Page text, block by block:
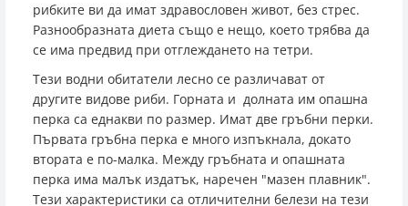
рибките ви да имат здравословен живот, без стрес.
Разнообразната диета също е нещо, което трябва да
се има предвид при отглеждането на тетри.
Тези водни обитатели лесно се различават от
другите видове риби. Горната и долната им опашна
перка са еднакви по размер. Имат две гръбни перки.
Първата гръбна перка е много изпъкнала, докато
втората е по-малка. Между гръбната и опашната
перка има малък издатък, наречен "мазен плавник".
Тези характеристики са отличителни белези на тези